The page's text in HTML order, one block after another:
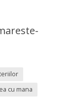
cu mana